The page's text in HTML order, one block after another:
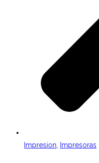
Impresion, Impresoras